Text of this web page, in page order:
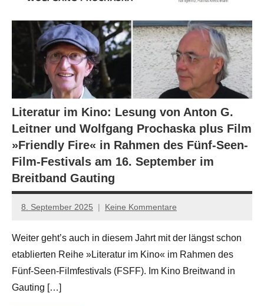
Literatur im Kino: Lesung von Anton G.
Leitner und Wolfgang Prochaska plus Film
»Friendly Fire« in Rahmen des Fünf-Seen-
Film-Festivals am 16. September im
Breitband Gauting
8. September 2025
Jan-
Hornauer
für
dasgedichtblog
Keine Kommentare
Weiter geht’s auch in diesem Jahrt mit der längst schon
etablierten Reihe »Literatur im Kino« im Rahmen des
Fünf-Seen-Filmfestivals (FSFF). Im Kino Breitwand in
Gauting […]